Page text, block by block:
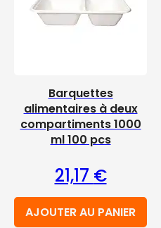
Barquettes
alimentaires à deux
compartiments 1000
ml 100 pcs
21,17 €
AJOUTER AU PANIER